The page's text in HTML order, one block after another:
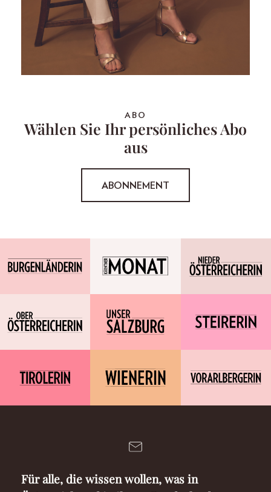
ABO
Wählen Sie Ihr persönliches Abo
aus
ABONNEMENT
Für alle, die wissen wollen, was in